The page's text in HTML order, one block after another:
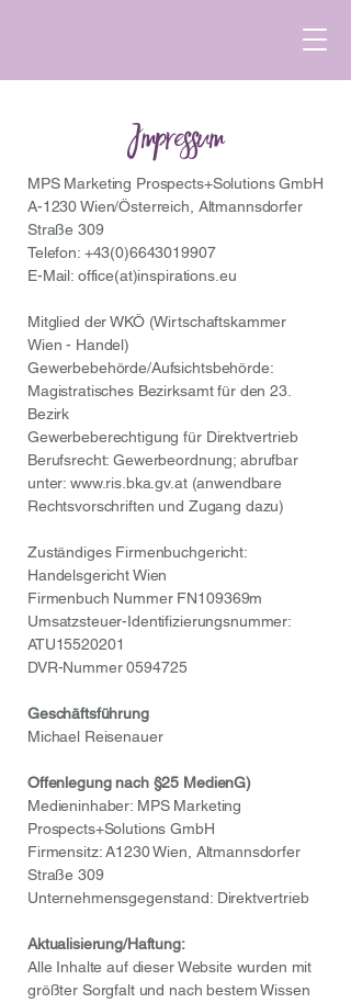
Impressum
MPS Marketing Prospects+Solutions GmbH
A-1230 Wien/Österreich, Altmannsdorfer
Straße 309
Telefon: +43(0)6643019907
E-Mail: office(at)inspirations.eu
Mitglied der WKÖ (Wirtschaftskammer
Wien - Handel)
Gewerbebehörde/Aufsichtsbehörde:
Magistratisches Bezirksamt für den 23.
Bezirk
Gewerbeberechtigung für Direktvertrieb
Berufsrecht: Gewerbeordnung; abrufbar
unter:www.ris.bka.gv.at(anwendbare
Rechtsvorschriften und Zugang dazu)
Zuständiges Firmenbuchgericht:
Handelsgericht Wien
Firmenbuch Nummer FN109369m
Umsatzsteuer-Identifizierungsnummer:
ATU15520201
DVR-Nummer0594725
Geschäftsführung
Michael Reisenauer
Offenlegung nach §25 MedienG)
Medieninhaber: MPS Marketing
Prospects+Solutions GmbH
Firmensitz: A1230 Wien, Altmannsdorfer
Straße 309
Unternehmensgegenstand: Direktvertrieb
Aktualisierung/Haftung:
Alle Inhalte auf dieser Website wurden mit
größter Sorgfalt und nach bestem Wissen